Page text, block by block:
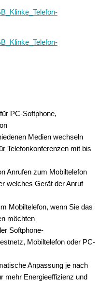
PC-Softphone,
Medien wechseln
Telefonkonferenzen mit bis
Anrufen zum Mobiltelefon
welches Gerät der Anruf
Mobiltelefon, wenn Sie das
möchten
Softphone-
Mobiltelefon oder PC-
Anpassung je nach
mehr Energieeffizienz und